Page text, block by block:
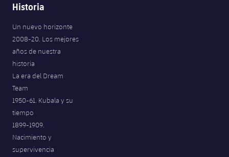
Historia
Un nuevo horizonte
2008-20. Los mejores
años de nuestra
historia
La era del Dream
Team
1950-61. Kubala y su
tiempo
1899-1909.
Nacimiento y
supervivencia